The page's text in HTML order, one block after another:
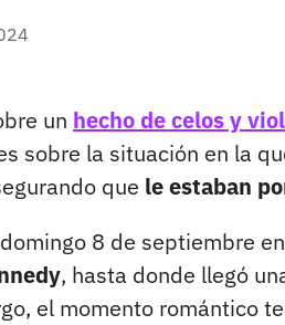
un hecho de celos y
sobre la situación en la
que le estaban
8 de septiembre
, hasta donde llegó
el momento romántico